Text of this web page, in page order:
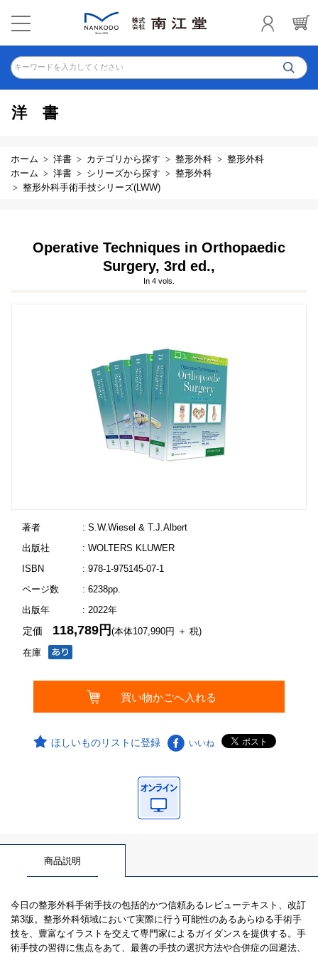
キーワードを入力してください
洋書
ホーム 洋書 カテゴリから探す 整形外科
整形外科
ホーム
洋書 シリーズから探す
整形外科
整形外科手術手技シリーズ(LWW)
Operative Techniques in Orthopaedic
Surgery, 3rd ed.,
In 4 vols.
著者
: S.W.Wiesel & T.J.Albert
出版社
: WOLTERS KLUWER
ISBN
: 978-1-975145-07-1
ページ数
: 6238pp.
出版年
: 2022年
在庫
定価 118,789円(本体107,990円 ＋ 税)
ほしいものリストに登録 いいね
商品説明
今日の整形外科手術手技の包括的かつ信頼あるレビューテキスト、改訂
第3版。整形外科領域において実際に行う可能性のあるあらゆる手術手
技を、豊富なイラストを交えて専門家によるガイダンスを提供する。手
術手技の習得に焦点をあて、最善の手技の選択方法や合併症の回避法、